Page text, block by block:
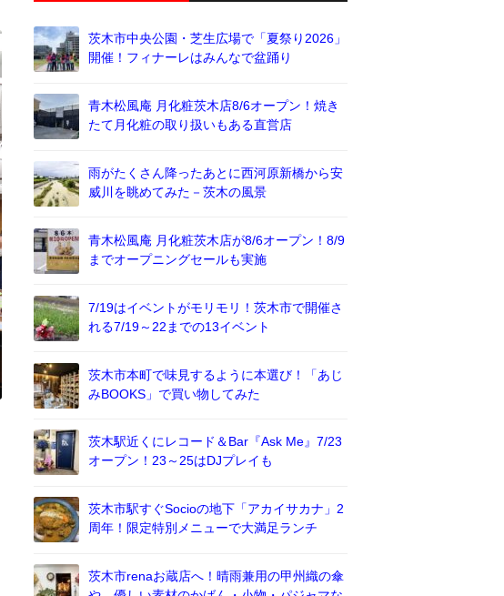
茨木市中央公園・芝生広場で「夏祭り2026」
開催！フィナーレはみんなで盆踊り
青木松風庵 月化粧茨木店8/6オープン！焼き
たて月化粧の取り扱いもある直営店
雨がたくさん降ったあとに西河原新橋から安
威川を眺めてみた－茨木の風景
青木松風庵 月化粧茨木店が8/6オープン！8/9
までオープニングセールも実施
7/19はイベントがモリモリ！茨木市で開催さ
れる7/19～22までの13イベント
茨木市本町で味見するように本選び！「あじ
みBOOKS」で買い物してみた
茨木駅近くにレコード＆Bar『Ask Me』7/23
オープン！23～25はDJプレイも
茨木市駅すぐSocioの地下「アカイサカナ」2
周年！限定特別メニューで大満足ランチ
茨木市renaお蔵店へ！晴雨兼用の甲州織の傘